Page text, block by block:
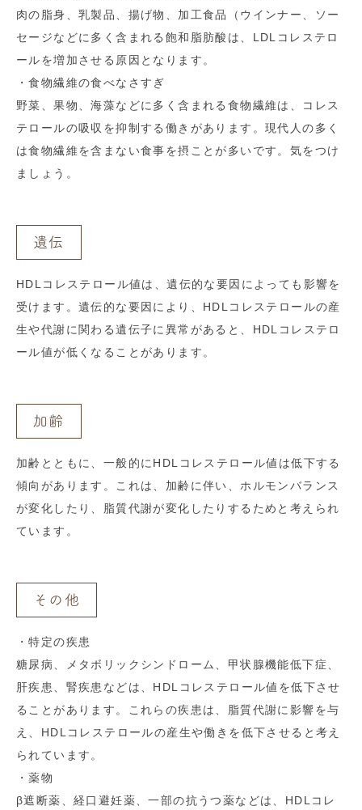
肉の脂身、乳製品、揚げ物、加工食品（ウインナー、ソー
セージなどに多く含まれる飽和脂肪酸は、LDLコレステロ
ールを増加させる原因となります。
・食物繊維の食べなさすぎ
野菜、果物、海藻などに多く含まれる食物繊維は、コレス
テロールの吸収を抑制する働きがあります。現代人の多く
は食物繊維を含まない食事を摂ことが多いです。気をつけ
ましょう。
遺伝
HDLコレステロール値は、遺伝的な要因によっても影響を
受けます。遺伝的な要因により、HDLコレステロールの産
生や代謝に関わる遺伝子に異常があると、HDLコレステロ
ール値が低くなることがあります。
加齢
加齢とともに、一般的にHDLコレステロール値は低下する
傾向があります。これは、加齢に伴い、ホルモンバランス
が変化したり、脂質代謝が変化したりするためと考えられ
ています。
その他
・特定の疾患
糖尿病、メタボリックシンドローム、甲状腺機能低下症、
肝疾患、腎疾患などは、HDLコレステロール値を低下させ
ることがあります。これらの疾患は、脂質代謝に影響を与
え、HDLコレステロールの産生や働きを低下させると考え
られています。
・薬物
β遮断薬、経口避妊薬、一部の抗うつ薬などは、HDLコレ